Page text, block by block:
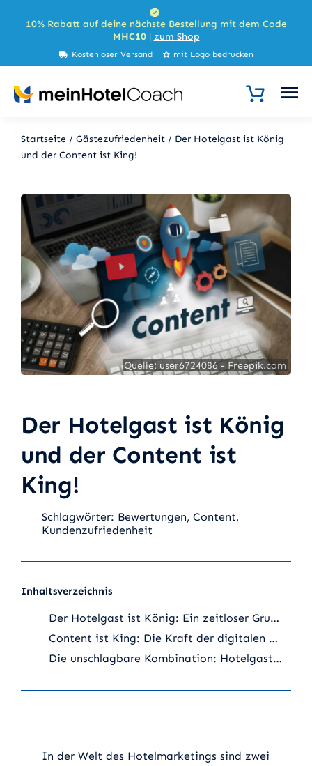
Inhalt10% Rabatt auf deine nächste Bestellung mit dem Code
MHC10| zum Shop
Kostenloser Versand mit Logo bedrucken
Startseite/ Gästezufriedenheit/ Der Hotelgast ist König
und der Content ist King!
Quelle: user6724086 - Freepik.com
Der Hotelgast ist König
und der Content ist
King!
Schlagwörter: Bewertungen, Content,
Kundenzufriedenheit
Inhaltsverzeichnis
Der Hotelgast ist König: Ein zeitloser Grundsatz
Content ist King: Die Kraft der digitalen Präsenz
Die unschlagbare Kombination: Hotelgast und Content
In der Welt des Hotelmarketings sind zwei